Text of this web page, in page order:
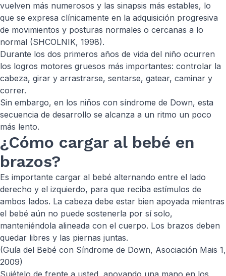
vuelven más numerosos y las sinapsis más estables, lo
que se expresa clínicamente en la adquisición progresiva
de movimientos y posturas normales o cercanas a lo
normal (SHCOLNIK, 1998).
Durante los dos primeros años de vida del niño ocurren
los logros motores gruesos más importantes: controlar la
cabeza, girar y arrastrarse, sentarse, gatear, caminar y
correr.
Sin embargo, en los niños con síndrome de Down, esta
secuencia de desarrollo se alcanza a un ritmo un poco
más lento.
¿Cómo cargar al bebé en
brazos?
Es importante cargar al bebé alternando entre el lado
derecho y el izquierdo, para que reciba estímulos de
ambos lados. La cabeza debe estar bien apoyada mientras
el bebé aún no puede sostenerla por sí solo,
manteniéndola alineada con el cuerpo. Los brazos deben
quedar libres y las piernas juntas.
(Guía del Bebé con Síndrome de Down, Asociación Mais 1,
2009)